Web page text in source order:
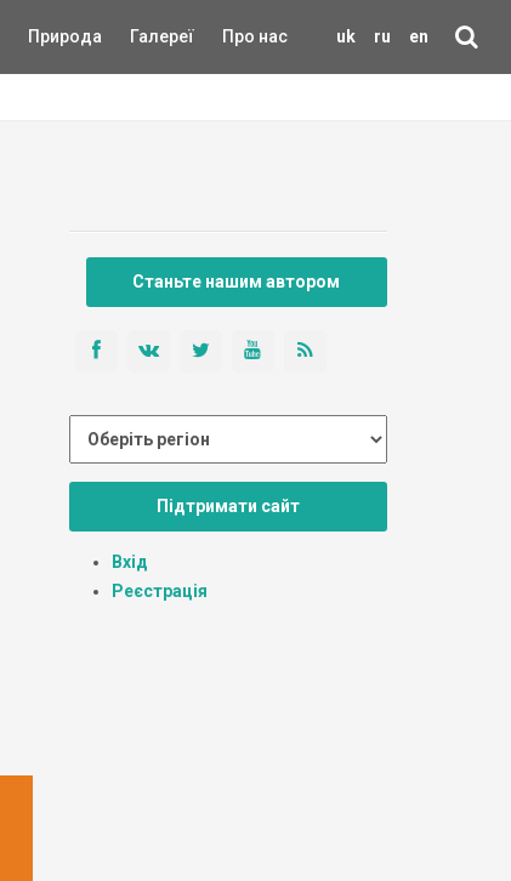
uk ru en
Природа Галереї Про нас
Станьте нашим автором
Підтримати сайт
Вхід
Реєстрація